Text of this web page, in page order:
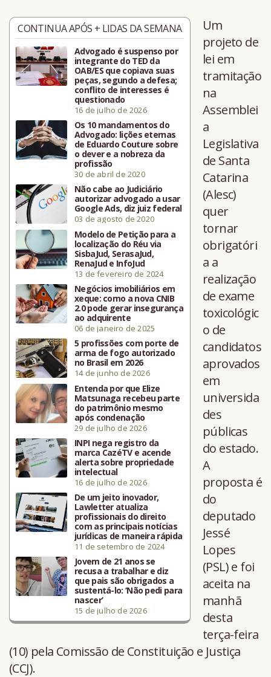
CONTINUA APÓS + LIDAS DA SEMANA
Advogado é suspenso por
integrante do TED da
OAB/ES que copiava suas
peças, segundo a defesa;
conflito de interesses é
questionado
16 de julho de 2026
Os 10 mandamentos do
Advogado: lições eternas
de Eduardo Couture sobre
o dever e a nobreza da
profissão
30 de abril de 2020
Não cabe ao Judiciário
autorizar advogado a usar
Google Ads, diz juiz federal
03 de agosto de 2020
Modelo de Petição para a
localização do Réu via
SisbaJud, SerasaJud,
RenaJud e InfoJud
13 de fevereiro de 2024
Negócios imobiliários em
xeque: como a nova CNIB
2.0 pode gerar insegurança
ao adquirente
06 de janeiro de 2025
5 profissões com porte de
arma de fogo autorizado
no Brasil em 2026
14 de junho de 2026
Entenda por que Elize
Matsunaga recebeu parte
do patrimônio mesmo
após condenação
29 de julho de 2026
INPI nega registro da
marca CazéTV e acende
alerta sobre propriedade
intelectual
16 de julho de 2026
De um jeito inovador,
Lawletter atualiza
profissionais do direito
com as principais notícias
jurídicas de maneira rápida
11 de setembro de 2024
Jovem de 21 anos se
recusa a trabalhar e diz
que pais são obrigados a
sustentá-lo: ‘Não pedi para
nascer’
15 de julho de 2026
Um
projeto de
lei em
tramitação
na
Assemblei
a
Legislativa
de Santa
Catarina
(Alesc)
quer
tornar
obrigatóri
a a
realização
de exame
toxicológic
o de
candidatos
aprovados
em
universida
des
públicas
do estado.
A
proposta é
do
deputado
Jessé
Lopes
(PSL) e foi
aceita na
manhã
desta
terça-feira
(10) pela Comissão de Constituição e Justiça
(CCJ).